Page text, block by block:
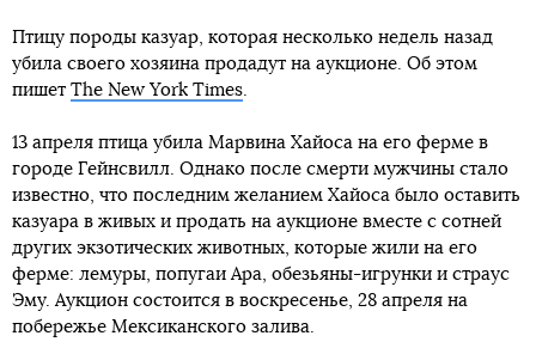
Птицу породы казуар, которая несколько недель назад
убила своего хозяина продадут на аукционе. Об этом
пишет The New York Times
13 апреля птица убила Марвина Хайоса на его ферме в
городе Гейнсвилл. Однако после смерти мужчины стало
известно, что последним желанием Хайоса было оставить
казуара в живых и продать на аукционе вместе с сотней
других экзотических животных, которые жили на его
ферме: лемуры, попугаи Ара, обезьяны-игрунки и страус
Эму. Аукцион состоится в воскресенье, 28 апреля на
побережье Мексиканского залива.